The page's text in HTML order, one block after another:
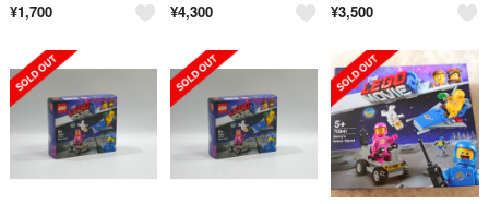
¥1,700 ¥4,300 ¥3,500